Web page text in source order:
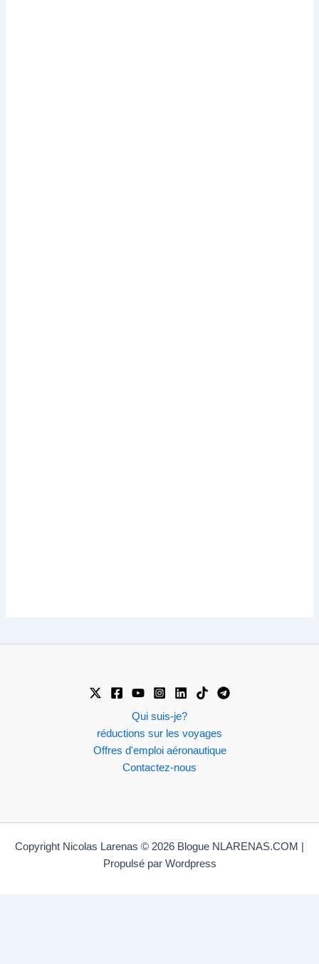
Qui suis-je?
réductions sur les voyages
Offres d'emploi aéronautique
Contactez-nous
Copyright Nicolas Larenas © 2026 Blogue NLARENAS.COM |
Propulsé par Wordpress